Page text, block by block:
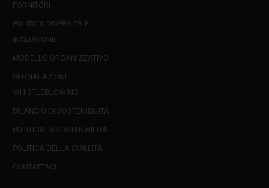
FORNITORI
POLITICA DIVERSITÀ E
INCLUSIONE
MODELLO ORGANIZZATIVO
SEGNALAZIONI
WHISTLEBLOWING
BILANCIO DI SOSTENIBILITÀ
POLITICA DI SOSTENIBILITÀ
POLITICA DELLA QUALITÀ
CONTATTACI